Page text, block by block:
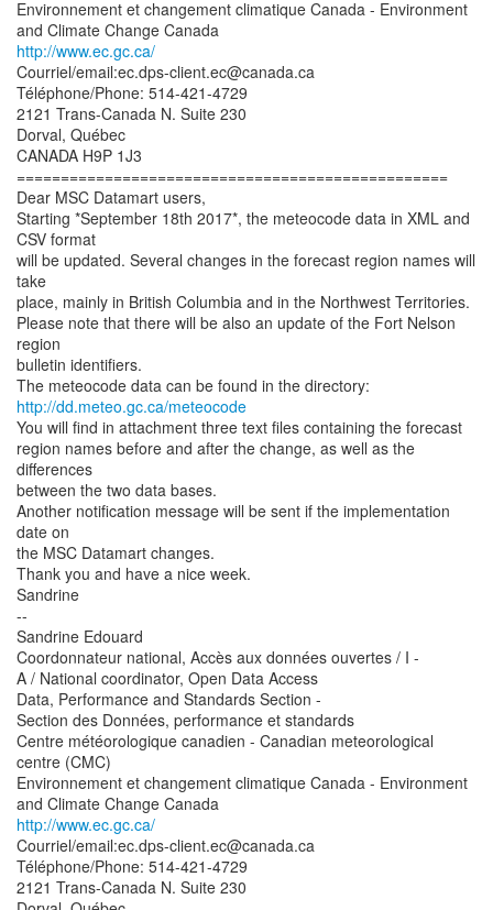
Environnement et changement climatique Canada - Environment
http://www.ec.gc.ca/
Courriel/email:ec.dps-client.ec@canada.ca
Téléphone/Phone: 514-421-4729
2121 Trans-Canada N. Suite 230
Dorval, Québec
CANADA H9P 1J3
=================================================
Dear MSC Datamart users,
Starting *September 18th 2017*, the meteocode data in XML and
CSV format
will be updated. Several changes in the forecast region names will
take
place, mainly in British Columbia and in the Northwest Territories.
Please note that there will be also an update of the Fort Nelson
region
bulletin identifiers.
http://dd.meteo.gc.ca/meteocode
You will find in attachment three text files containing the forecast
region names before and after the change, as well as the
differences
between the two data bases.
Another notification message will be sent if the implementation
date on
the MSC Datamart changes.
Thank you and have a nice week.
Sandrine
--
Sandrine Edouard
Coordonnateur national, Accès aux données ouvertes / I -
A / National coordinator, Open Data Access
Data, Performance and Standards Section -
Section des Données, performance et standards
Centre météorologique canadien - Canadian meteorological
centre (CMC)
Environnement et changement climatique Canada - Environment
http://www.ec.gc.ca/
Courriel/email:ec.dps-client.ec@canada.ca
Téléphone/Phone: 514-421-4729
2121 Trans-Canada N. Suite 230